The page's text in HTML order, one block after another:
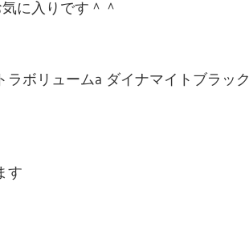
に入りです＾＾
ボリュームa ダイナマイトブラック
す